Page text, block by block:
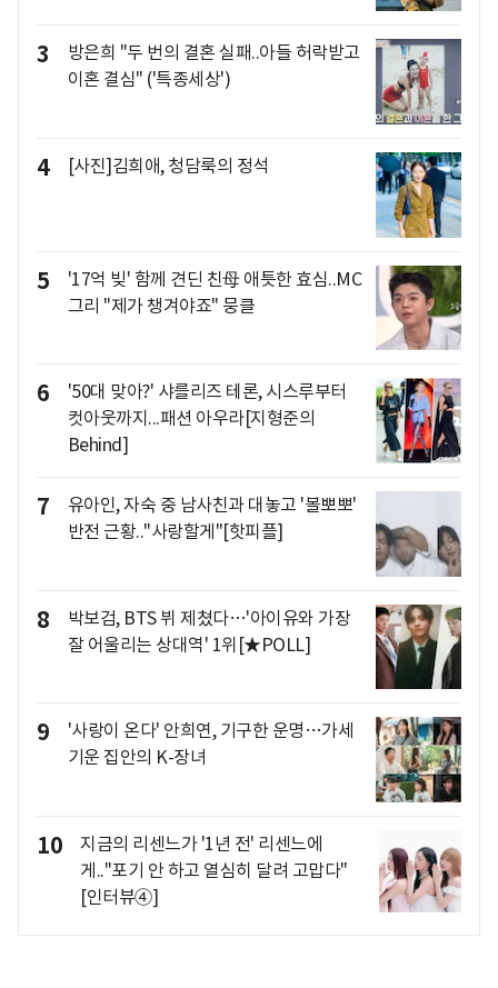
3
방은희 "두 번의 결혼 실패..아들 허락받고
이혼 결심" ('특종세상')
4 [사진]김희애, 청담룩의 정석
5
'17억 빚' 함께 견딘 친母 애틋한 효심..MC
그리 "제가 챙겨야죠" 뭉클
6
'50대 맞아?' 샤를리즈 테론, 시스루부터
컷아웃까지...패션 아우라[지형준의
Behind]
7
유아인, 자숙 중 남사친과 대놓고 '볼뽀뽀'
반전 근황.."사랑할게"[핫피플]
8
박보검, BTS 뷔 제쳤다…'아이유와 가장
잘 어울리는 상대역' 1위[★POLL]
9
'사랑이 온다' 안희연, 기구한 운명…가세
기운 집안의 K-장녀
10
지금의 리센느가 '1년 전' 리센느에
게.."포기 안 하고 열심히 달려 고맙다"
[인터뷰④]